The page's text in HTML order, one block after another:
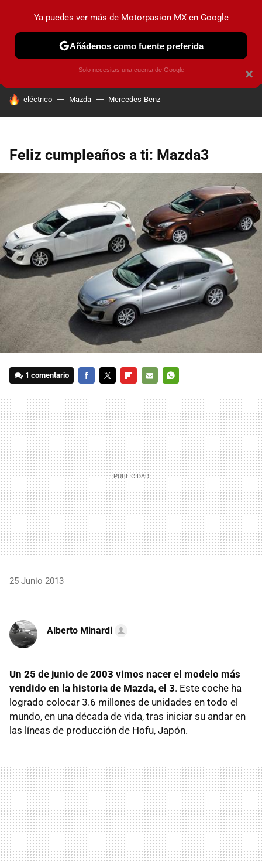
PRUEBAS INDUSTRIA HOY NO CIRCULA
HOY SE HABLA DE
eléctrico Mazda Mercedes-Benz
Feliz cumpleaños a ti: Mazda3
1 comentario
MAIL
25 Junio 2013
Alberto Minardi
Un 25 de junio de 2003 vimos nacer el modelo más
vendido en la historia de Mazda, el 3. Este coche ha
logrado colocar 3.6 millones de unidades en todo el
mundo, en una década de vida, tras iniciar su andar en
las líneas de producción de Hofu, Japón.
×
Ya puedes ver más de Motorpasion MX en Google
Añádenos como fuente preferida
Solo necesitas una cuenta de Google